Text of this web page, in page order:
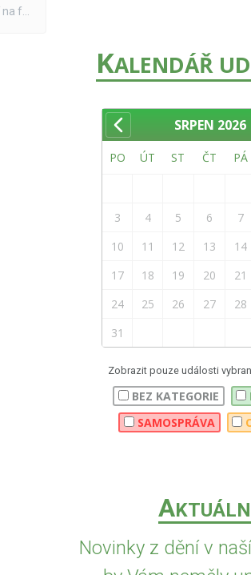
KALENDÁŘ
SRPEN 2026
PO ÚT ST ČT PÁ
3
4 5 6 7
10
11 12 13 14
17
18 19 20 21
24
25 26 27 28
31
Zobrazit pouze události
BEZ KATEGORIE
SAMOSPRÁVA
A
Novinky z dění v